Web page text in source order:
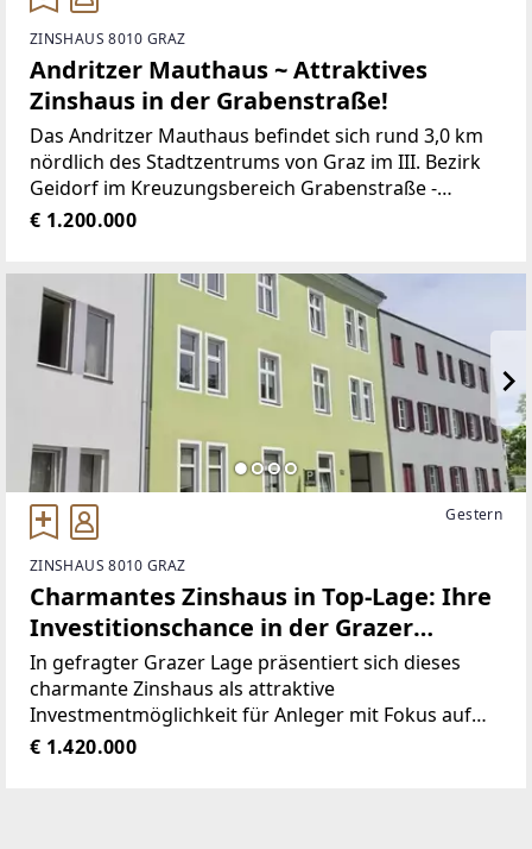
ZINSHAUS 8010 GRAZ
Andritzer Mauthaus ~ Attraktives
Zinshaus in der Grabenstraße!
Das Andritzer Mauthaus befindet sich rund 3,0 km
nördlich des Stadtzentrums von Graz im III. Bezirk
Geidorf im Kreuzungsbereich Grabenstraße -
Andritzer Reichsstraße - Körösistraße. Der
€ 1.200.000
Gestern
ZINSHAUS 8010 GRAZ
Charmantes Zinshaus in Top-Lage: Ihre
Investitionschance in der Grazer
Münzgrabenstraße!
In gefragter Grazer Lage präsentiert sich dieses
charmante Zinshaus als attraktive
Investmentmöglichkeit für Anleger mit Fokus auf
nachhaltige Erträge und langfristige
€ 1.420.000